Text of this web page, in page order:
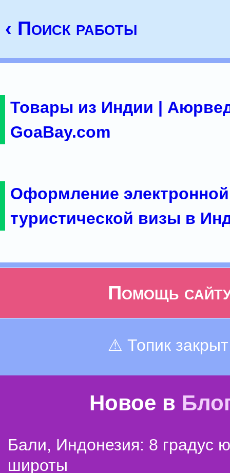
‹ Поиск работы
Товары из Индии |
GoaBay.com
Оформление электронной
туристической визы в
Помощь
⚠ Топик закрыт
Новое в
Бали, Индонезия: 8 градус
широты